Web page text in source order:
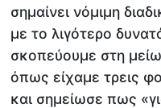
σημαίνει νόμιμη
με το λιγότερο
σκοπεύουμε στη
όπως είχαμε τρεις
και σημείωσε πως